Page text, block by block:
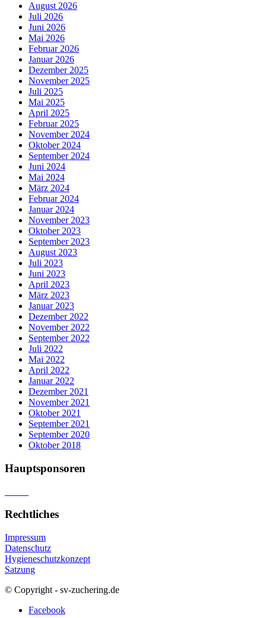
August 2026
Juli 2026
Juni 2026
Mai 2026
Februar 2026
Januar 2026
Dezember 2025
November 2025
Juli 2025
Mai 2025
April 2025
Februar 2025
November 2024
Oktober 2024
September 2024
Juni 2024
Mai 2024
März 2024
Februar 2024
Januar 2024
November 2023
Oktober 2023
September 2023
August 2023
Juli 2023
Juni 2023
April 2023
März 2023
Januar 2023
Dezember 2022
November 2022
September 2022
Juli 2022
Mai 2022
April 2022
Januar 2022
Dezember 2021
November 2021
Oktober 2021
September 2021
September 2020
Oktober 2018
Hauptsponsoren
Rechtliches
Impressum
Datenschutz
Hygieneschutzkonzept
Satzung
© Copyright - sv-zuchering.de
Facebook